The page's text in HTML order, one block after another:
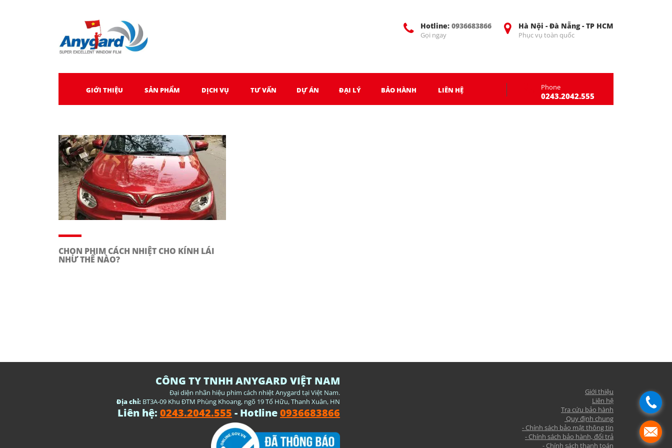
Hà Nội - Đà Nẵng - TP HCM
Phục vụ toàn quốc
Hotline: 0936683866
Gọi ngay
GIỚI THIỆU SẢN PHẨM DỊCH VỤ TƯ VẤN DỰ ÁN ĐẠI LÝ BẢO HÀNH LIÊN HỆ Phone
0243.2042.555
CHỌN PHIM CÁCH NHIỆT CHO KÍNH LÁI
NHƯ THẾ NÀO?
CÔNG TY TNHH ANYGARD VIỆT NAM
Đại diện nhãn hiệu phim cách nhiệt Anygard tại Việt Nam.
Địa chỉ: BT3A-09 Khu ĐTM Phùng Khoang, ngõ 19 Tố Hữu, Thanh Xuân, HN
Liên hệ: 0243.2042.555 - Hotline0936683866
Giới thiệu
Liên hệ
Tra cứu bảo hành
Quy định chung
- Chính sách bảo mật thông tin
- Chính sách bảo hành, đổi trả
- Chính sách thanh toán